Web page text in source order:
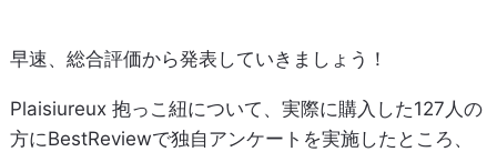
早速、総合評価から発表していきましょう！
Plaisiureux 抱っこ紐について、実際に購入した127人の
方にBestReviewで独自アンケートを実施したところ、